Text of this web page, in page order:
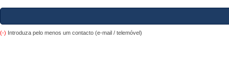
(-) Introduza pelo menos um contacto (e-mail / telemóvel)